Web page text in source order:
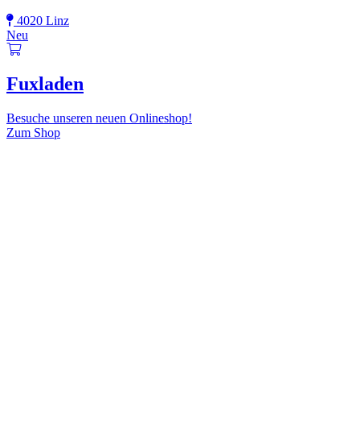
4020 Linz
Neu
Fuxladen
Besuche unseren neuen Onlineshop!
Zum Shop